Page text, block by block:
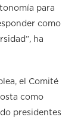
para
como
ha
el Comité
como
presidentes